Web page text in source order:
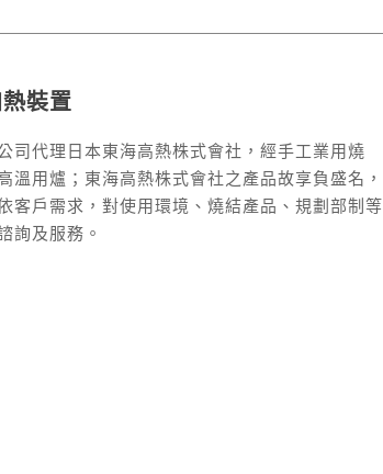
裝置
司代理日本東海高熱株式會社，經手工業用燒
溫用爐；東海高熱株式會社之產品故享負盛名，
客戶需求，對使用環境、燒結產品、規劃部制等
詢及服務。